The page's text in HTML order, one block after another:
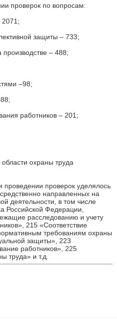
проверок по вопросам:
2071;
защиты – 733;
– 488;
–98;
работников – 201;
охраны труда
проведении проверок уделялось
направленных на
деятельности, в том числе
Российской Федерации,
расследованию и учету
215 «Соответствие
требованиям охраны
защиты», 223
работников», 225
труда» и т.д.